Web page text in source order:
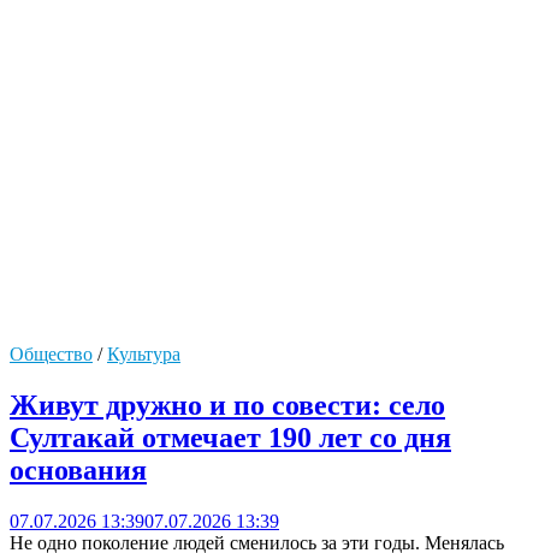
Общество /Культура
Живут дружно и по совести: село
Султакай отмечает 190 лет со дня
основания
07.07.2026 13:3907.07.2026 13:39
Не одно поколение людей сменилось за эти годы. Менялась